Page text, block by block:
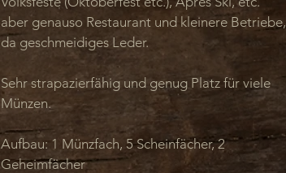
aber genauso Restaurant und kleinere Betriebe,
da geschmeidiges Leder.
Sehr strapazierfähig und genug Platz für viele
Münzen.
Aufbau: 1 Münzfach, 5 Scheinfächer, 2
Geheimfächer